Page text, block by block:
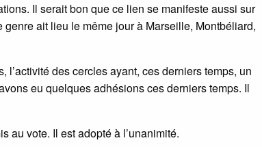
Il serait bon que ce lien se manifeste aussi sur
ait lieu le même jour à Marseille, Montbéliard,
des cercles ayant, ces derniers temps, un
eu quelques adhésions ces derniers temps. Il
au vote. Il est adopté à l’unanimité.